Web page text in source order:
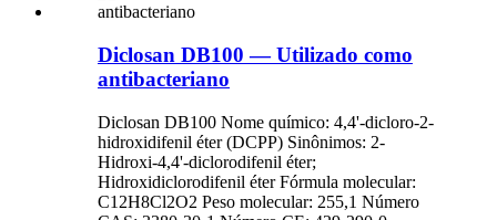
Diclosan DB100 — Utilizado como
antibacteriano
Diclosan DB100 Nome químico: 4,4'-dicloro-2-
hidroxidifenil éter (DCPP) Sinônimos: 2-
Hidroxi-4,4'-diclorodifenil éter;
Hidroxidiclorodifenil éter Fórmula molecular:
C12H8Cl2O2 Peso molecular: 255,1 Número